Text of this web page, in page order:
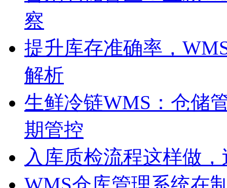
察
提升库存准确率，
解析
生鲜冷链WMS：仓储
期管控
入库质检流程这样做